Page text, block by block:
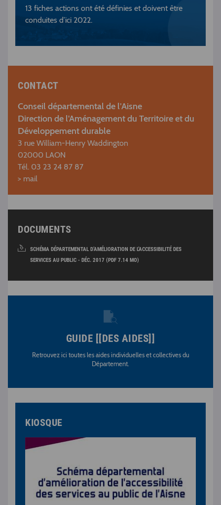
13 fiches actions ont été définies et doivent être
conduites d’ici 2022.
CONTACT
Conseil départemental de l’Aisne
Direction de l'Aménagement du Territoire et du
Développement durable
3 rue William-Henry Waddington
02000 LAON
Tél. 03 23 24 87 87
> mail
DOCUMENTS
SCHÉMA DÉPARTEMENTAL D’AMÉLIORATION DE L’ACCESSIBILITÉ DES
SERVICES AU PUBLIC - DÉC. 2017 (PDF 7.14 MO)
GUIDE [[DES AIDES]]
Retrouvez ici toutes les aides individuelles et collectives du
Département.
KIOSQUE